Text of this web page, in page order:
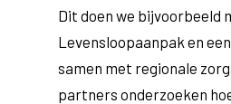
Dit doen we bijvoorbeeld
Levensloopaanpak en
samen met regionale
partners onderzoeken